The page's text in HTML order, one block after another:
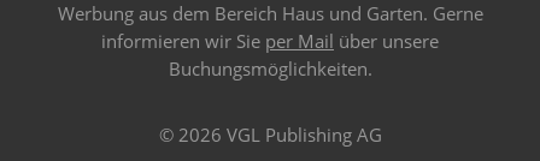
Werbung aus dem Bereich Haus und Garten. Gerne
informieren wir Sie per Mail über unsere
Buchungsmöglichkeiten.
© 2026 VGL Publishing AG